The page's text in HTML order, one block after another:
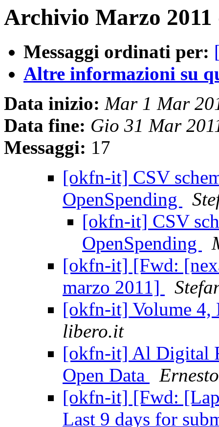
Archivio Marzo
Messaggi ordinati per:
Altre informazioni su
Data inizio: Mar 1 Mar
Data fine: Gio 31 Mar
Messaggi: 17
[okfn-it] CSV
OpenSpending
[okfn-it] CSV
OpenSpending
[okfn-it] [Fwd:
marzo 2011]
[okfn-it] Volume 4,
libero.it
[okfn-it] Al Digital
Open Data
[okfn-it] [Fwd:
Last 9 days for